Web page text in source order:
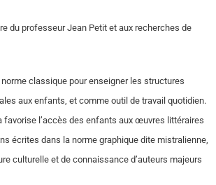
du professeur Jean Petit et aux recherches de
classique pour enseigner les structures
aux enfants, et comme outil de travail quotidien.
favorise l’accès des enfants aux œuvres littéraires
écrites dans la norme graphique dite mistralienne,
culturelle et de connaissance d’auteurs majeurs